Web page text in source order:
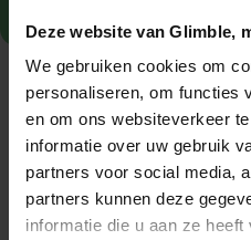
Deze website van Glimble,
We gebruiken cookies om
personaliseren, om functies
en om ons websiteverkeer
informatie over uw gebruik
partners voor social media,
partners kunnen deze
informatie die u aan ze
Vaak is dit een probleem
je telefoon aan en uit om